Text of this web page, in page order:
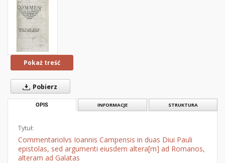
Pokaż treść
Pobierz
OPIS INFORMACJE STRUKTURA
Tytuł:
Commentariolvs Ioannis Campensis in duas Diui Pauli
epistolas, sed argumenti eiusdem altera[m] ad Romanos,
alteram ad Galatas